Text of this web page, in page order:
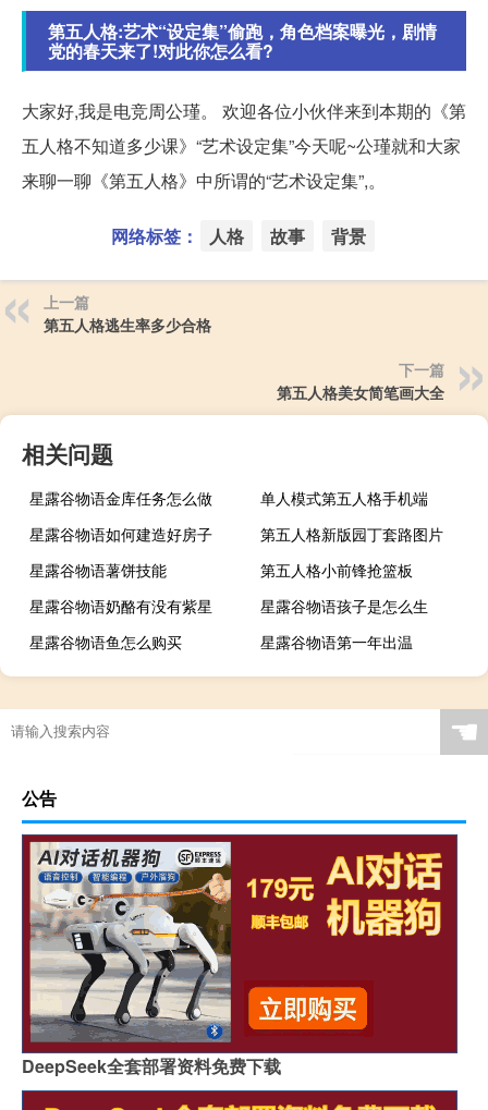
第五人格:艺术“设定集”偷跑，角色档案曝光，剧情
党的春天来了!对此你怎么看?
大家好,我是电竞周公瑾。 欢迎各位小伙伴来到本期的《第
五人格不知道多少课》“艺术设定集”今天呢~公瑾就和大家
来聊一聊《第五人格》中所谓的“艺术设定集”,。
网络标签： 人格 故事 背景
上一篇
第五人格逃生率多少合格
下一篇
第五人格美女简笔画大全
相关问题
星露谷物语金库任务怎么做
单人模式第五人格手机端
星露谷物语如何建造好房子
第五人格新版园丁套路图片
星露谷物语薯饼技能
第五人格小前锋抢篮板
星露谷物语奶酪有没有紫星
星露谷物语孩子是怎么生
星露谷物语鱼怎么购买
星露谷物语第一年出温
☚
公告
DeepSeek全套部署资料免费下载